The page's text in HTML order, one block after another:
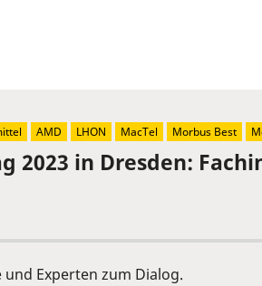
2023 in Dresden:
und Experten zum Dialog.
AMD LHON MacTel Morbus Best